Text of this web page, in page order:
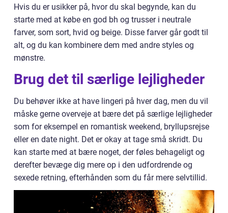
Hvis du er usikker på, hvor du skal begynde, kan du
starte med at købe en god bh og trusser i neutrale
farver, som sort, hvid og beige. Disse farver går godt til
alt, og du kan kombinere dem med andre styles og
mønstre.
Brug det til særlige lejligheder
Du behøver ikke at have lingeri på hver dag, men du vil
måske gerne overveje at bære det på særlige lejligheder
som for eksempel en romantisk weekend, bryllupsrejse
eller en date night. Det er okay at tage små skridt. Du
kan starte med at bære noget, der føles behageligt og
derefter bevæge dig mere op i den udfordrende og
sexede retning, efterhånden som du får mere selvtillid.